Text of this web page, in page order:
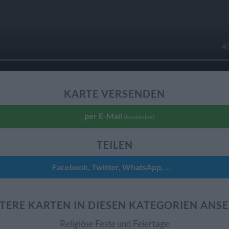
KARTE VERSENDEN
per E-Mail (kostenlos)
TEILEN
Facebook, Twitter, WhatsApp, ...
KARTEN IN DIESEN KATEGORIEN
Religiöse Feste und Feiertage